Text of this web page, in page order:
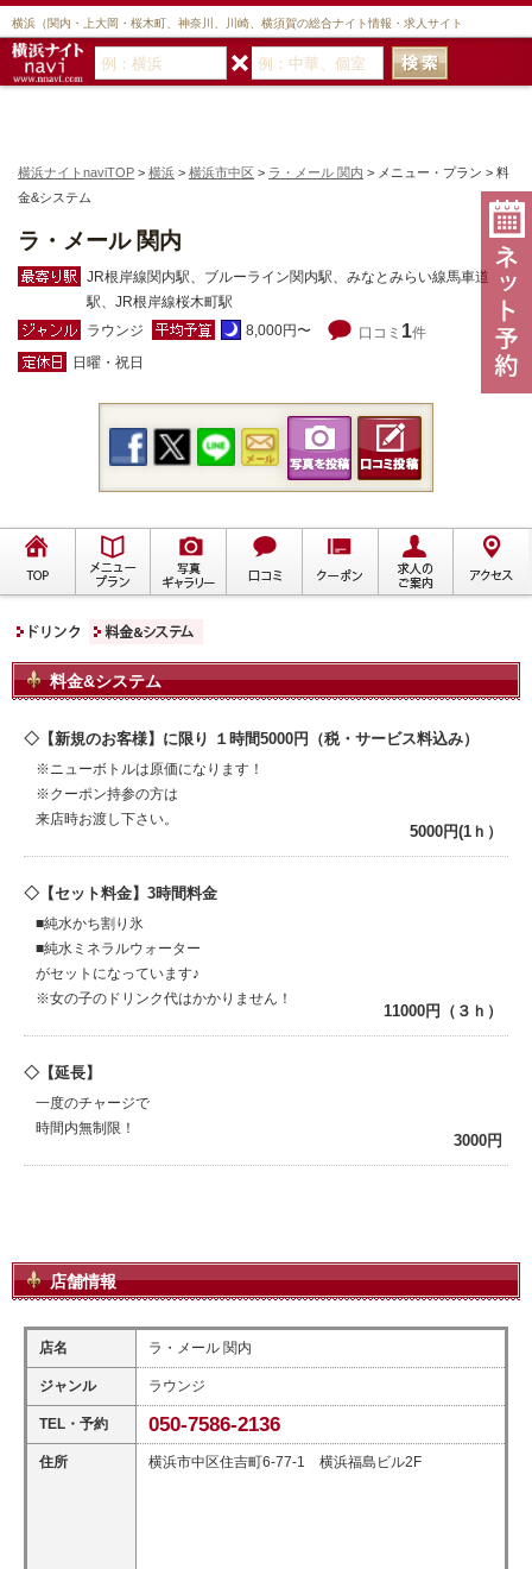
横浜（関内・上大岡・桜木町、神奈川、川崎、横須賀の総合ナイト情報・求人サイト
横浜ナイトnaviTOP > 横浜 > 横浜市中区 > ラ・メール 関内 > メニュー・プラン > 料
金&システム
ラ・メール 関内
JR根岸線関内駅、ブルーライン関内駅、みなとみらい線馬車道
駅、JR根岸線桜木町駅
ラウンジ
8,000円〜 口コミ 1件
日曜・祝日
料金&システム
【新規のお客様】に限り １時間5000円（税・サービス料込み）
※ニューボトルは原価になります！
※クーポン持参の方は
来店時お渡し下さい。
5000円(1ｈ）
【セット料金】3時間料金
■純水かち割り氷
■純水ミネラルウォーター
がセットになっています♪
※女の子のドリンク代はかかりません！
11000円（３ｈ）
【延長】
一度のチャージで
時間内無制限！
3000円
店舗情報
店名 ラ・メール 関内
ジャンル ラウンジ
TEL・予約 050-7586-2136
住所 横浜市中区住吉町6-77-1 横浜福島ビル2F